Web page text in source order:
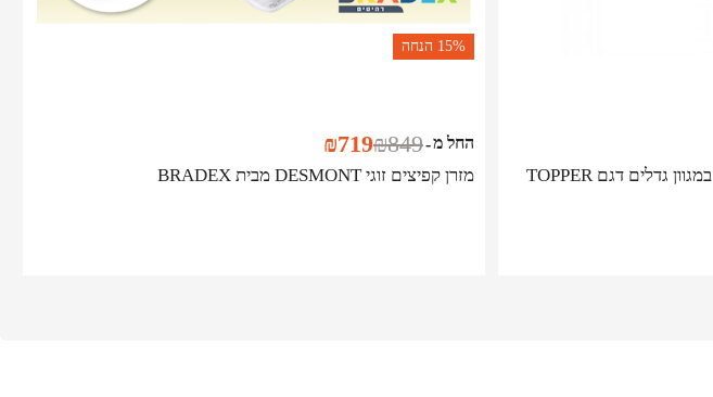
טופר שכבת נוחות ויסקו למזרן יחיד במגוון גדלים דגם TOPPER
15% הנחה
מזרן קפיצים זוגי DESMONT מבית BRADEX
החל מ-
₪849
₪719